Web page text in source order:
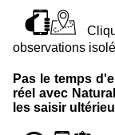
observations
Pas le temps
réel avec
les saisir